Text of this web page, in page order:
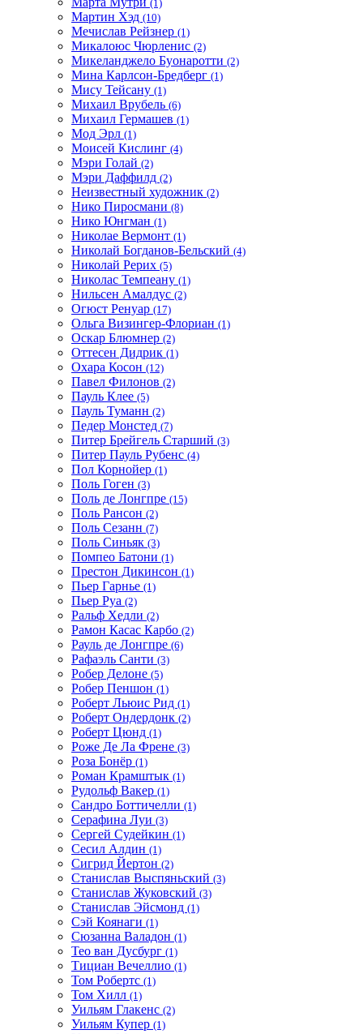
(1)
Мартин Хэд (10)
Мечислав Рейзнер (1)
Микалоюс Чюрленис (2)
Микеланджело Буонаротти (2)
Мина Карлсон-Бредберг (1)
Мису Тейсану (1)
Михаил Врубель (6)
Михаил Гермашев (1)
Мод Эрл (1)
Моисей Кислинг (4)
Мэри Голай (2)
Мэри Даффилд (2)
Неизвестный художник (2)
Нико Пиросмани (8)
Нико Юнгман (1)
Николае Вермонт (1)
Николай Богданов-Бельский (4)
Николай Рерих (5)
Николас Темпеану (1)
Нильсен Амалдус (2)
Огюст Ренуар (17)
Ольга Визингер-Флориан (1)
Оскар Блюмнер (2)
Оттесен Дидрик (1)
Охара Косон (12)
Павел Филонов (2)
Пауль Клее (5)
Пауль Туманн (2)
Педер Монстед (7)
Питер Брейгель Старший (3)
Питер Пауль Рубенс (4)
Пол Корнойер (1)
Поль Гоген (3)
Поль де Лонгпре (15)
Поль Рансон (2)
Поль Сезанн (7)
Поль Синьяк (3)
Помпео Батони (1)
Престон Дикинсон (1)
Пьер Гарнье (1)
Пьер Руа (2)
Ральф Хедли (2)
Рамон Касас Карбо (2)
Рауль де Лонгпре (6)
Рафаэль Санти (3)
Робер Делоне (5)
Робер Пеншон (1)
Роберт Льюис Рид (1)
Роберт Ондердонк (2)
Роберт Цюнд (1)
Роже Де Ла Френе (3)
Роза Бонёр (1)
Роман Крамштык (1)
Рудольф Вакер (1)
Сандро Боттичелли (1)
Серафина Луи (3)
Сергей Судейкин (1)
Сесил Алдин (1)
Сигрид Йертон (2)
Станислав Выспяньский (3)
Станислав Жуковский (3)
Станислав Эйсмонд (1)
Сэй Коянаги (1)
Сюзанна Валадон (1)
Тео ван Дусбург (1)
Тициан Вечеллио (1)
Том Робертс (1)
Том Хилл (1)
Уильям Глакенс (2)
Уильям Купер (1)